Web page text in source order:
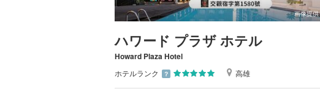
画像提
ハワード プラザ ホテル
Howard Plaza Hotel
ホテルランク ？ 高雄